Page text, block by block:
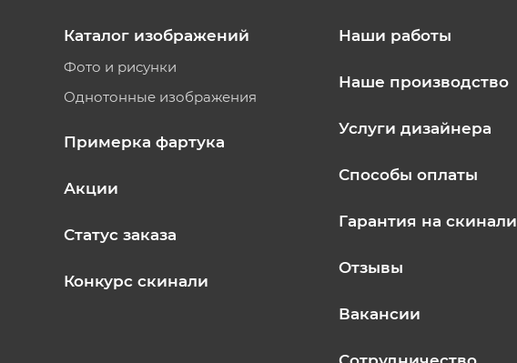
Каталог изображений
Фото и рисунки
Однотонные изображения
Примерка фартука
Акции
Статус заказа
Конкурс скинали
Наши работы
Наше производство
Услуги дизайнера
Способы оплаты
Гарантия на скинали
Отзывы
Вакансии